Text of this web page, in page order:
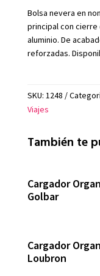
Bolsa nevera en
principal con
aluminio. De
reforzadas.
SKU: 1248
Viajes
También te
Cargador
Golbar
Cargador
Loubron